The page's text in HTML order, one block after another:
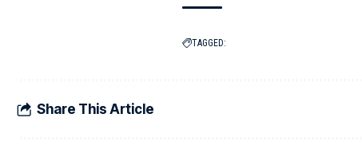
TAGGED:
Share This Article